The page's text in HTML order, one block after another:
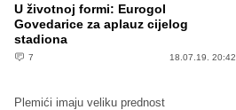
U životnoj formi: Eurogol
Govedarice za aplauz cijelog
stadiona
7 18.07.19. 20:42
Plemići imaju veliku prednost